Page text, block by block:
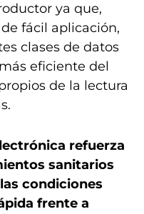
ya que,
fácil aplicación,
clases de datos
eficiente del
de la lectura
refuerza
sanitarios
condiciones
frente a